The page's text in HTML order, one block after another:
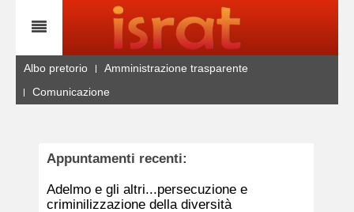
Albo pretorio
Amministrazione trasparente
Comunicazione
Appuntamenti recenti:
Adelmo e gli altri...persecuzione e
criminilizzazione della diversità